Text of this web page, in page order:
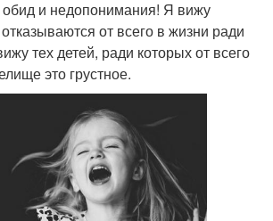
обид и недопонимания! Я вижу
от всего в жизни ради
тех детей, ради которых от всего
это грустное.